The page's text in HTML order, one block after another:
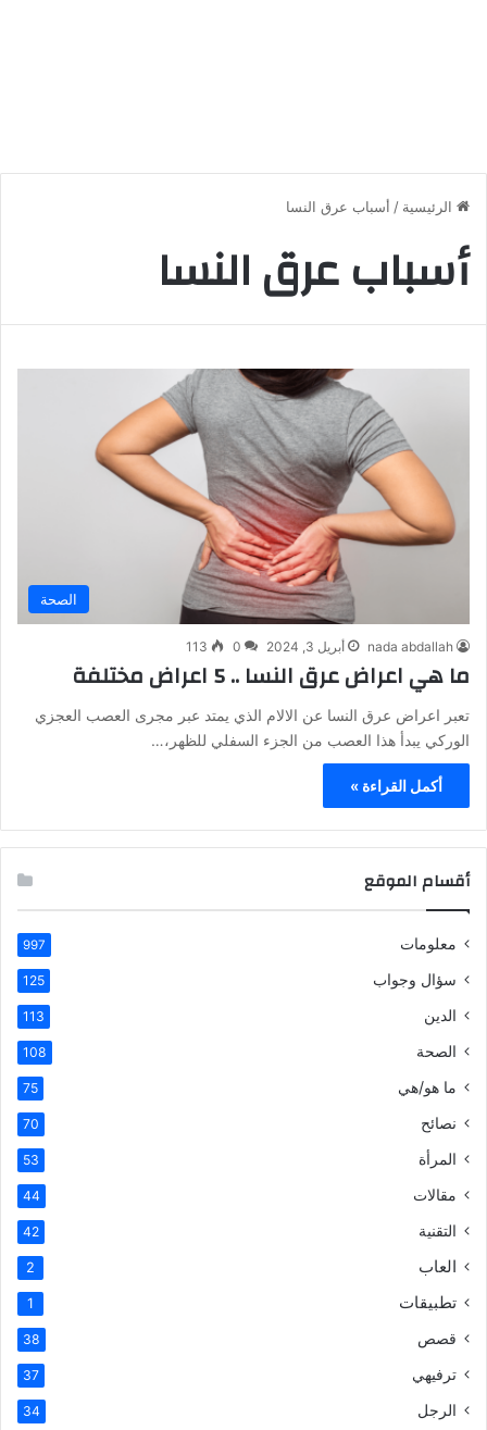
الرئيسية / أسباب عرق النسا
أسباب عرق النسا
الصحة
nada abdallah أبريل 3, 2024 0
113
ما هي اعراض عرق النسا .. 5 اعراض مختلفة
تعبر اعراض عرق النسا عن الالام الذي يمتد عبر مجرى العصب العجزي
الوركي يبدأ هذا العصب من الجزء السفلي للظهر،…
أكمل القراءة »
أقسام الموقع
معلومات 997
سؤال وجواب 125
الدين 113
الصحة 108
ما هو/هي 75
نصائح 70
المرأة 53
مقالات 44
التقنية 42
العاب 2
تطبيقات 1
قصص 38
ترفيهي 37
الرجل 34